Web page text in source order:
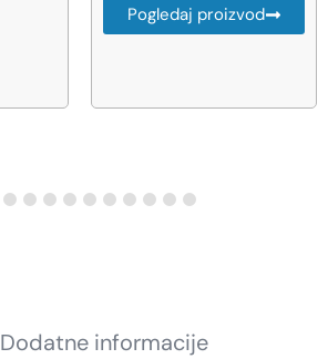
Dodatne informacije